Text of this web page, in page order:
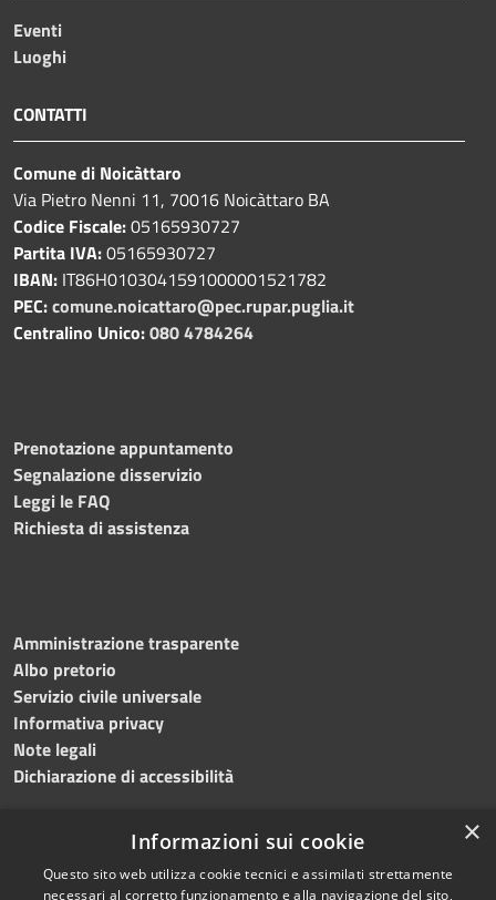
Eventi
Luoghi
CONTATTI
Comune di Noicàttaro
Via Pietro Nenni 11, 70016 Noicàttaro BA
Codice Fiscale:05165930727
Partita IVA:05165930727
IBAN: IT86H0103041591000001521782
PEC:comune.noicattaro@pec.rupar.puglia.it
Centralino Unico:080 4784264
Prenotazione appuntamento
Segnalazione disservizio
Leggi le FAQ
Richiesta di assistenza
Amministrazione trasparente
Albo pretorio
Servizio civile universale
Informativa privacy
Note legali
Dichiarazione di accessibilità
RSS
Copyright © 2023 •
×
Informazioni sui cookie
Questo sito web utilizza cookie tecnici e assimilati strettamente
necessari al corretto funzionamento e alla navigazione del sito,